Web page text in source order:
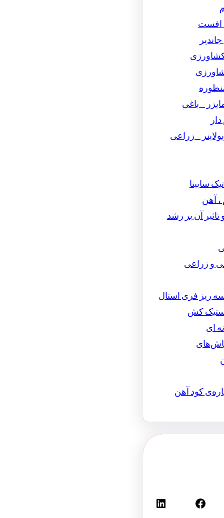
افست
_ باغی
_ زراعی
سابینا
، آهن
آن بر رشد
و زراعی
ریز فری استال
کش
ای
کود آهن